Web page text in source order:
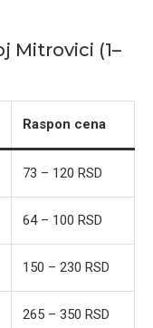
Mitrovici (1–
Raspon cena
73 – 120 RSD
64 – 100 RSD
150 – 230 RSD
265 – 350 RSD